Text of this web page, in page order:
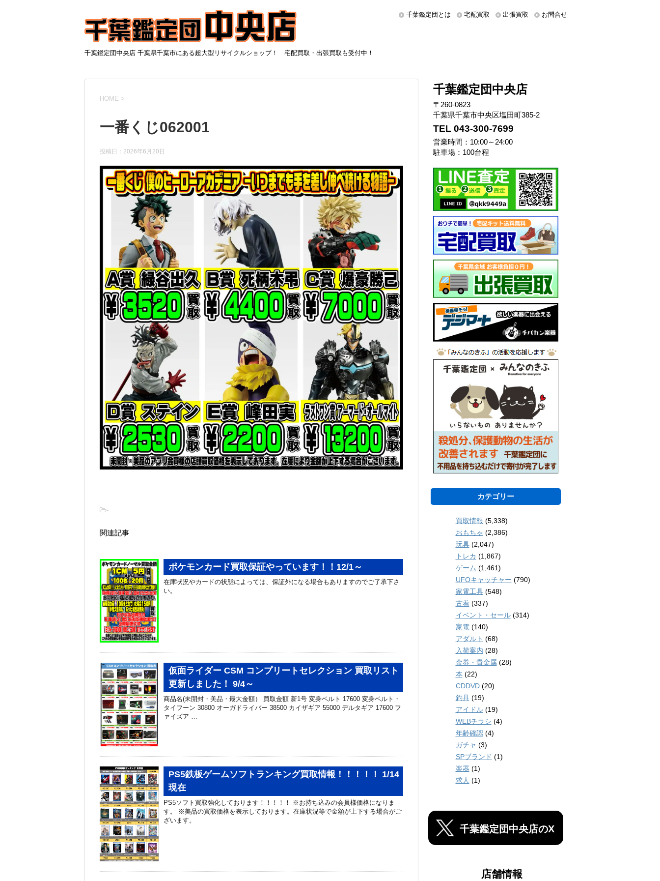
千葉鑑定団中央店 千葉県千葉市にある超大型リサイクルショップ！ 宅配買取・出張買取も受付中！
千葉鑑定団とは 宅配買取 出張買取 お問合せ
HOME >
一番くじ062001
投稿日： 2026年6月20日
-
関連記事
ポケモンカード買取保証やっています！！12/1～
在庫状況やカードの状態によっては、保証外になる場合もありますのでご了承下さ
い。
仮面ライダー CSM コンプリートセレクション 買取リスト
更新しました！ 9/4～
商品名(未開封・美品・最大金額） 買取金額 新1号 変身ベルト 17600 変身ベルト・
タイフーン 30800 オーガドライバー 38500 カイザギア 55000 デルタギア 17600 フ
ァイズア …
PS5鉄板ゲームソフトランキング買取情報！！！！！ 1/14
現在
PS5ソフト買取強化しております！！！！！ ※お持ち込みの会員様価格になりま
す。 ※美品の買取価格を表示しております。在庫状況等で金額が上下する場合がご
ざいます。
千葉鑑定団中央店
〒260-0823
千葉県千葉市中央区塩田町385-2
TEL 043-300-7699
営業時間：10:00～24:00
駐車場：100台程
カテゴリー
買取情報 (5,338)
おもちゃ (2,386)
玩具(2,047)
トレカ (1,867)
ゲーム (1,461)
UFOキャッチャー (790)
家電工具(548)
古着(337)
イベント・セール(314)
家電(140)
アダルト (68)
入荷案内 (28)
金券・貴金属 (28)
本 (22)
CDDVD(20)
釣具(19)
アイドル(19)
WEBチラシ (4)
年齢確認(4)
ガチャ (3)
SPブランド (1)
楽器 (1)
求人 (1)
千葉鑑定団中央店のX
店舗情報